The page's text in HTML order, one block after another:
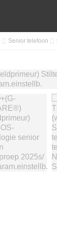
Senior telefoon